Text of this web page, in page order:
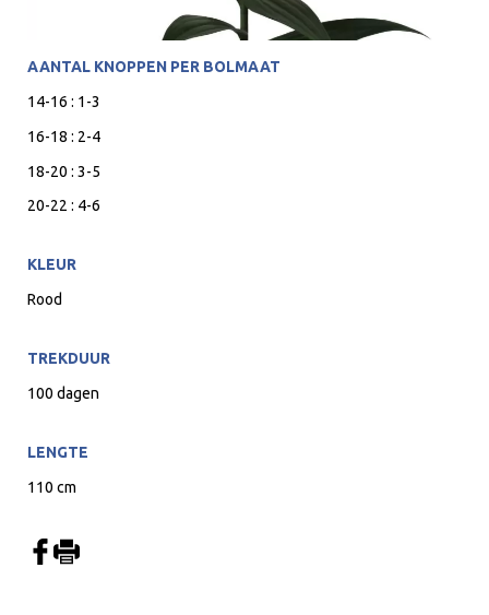
AANTAL KNOPPEN PER BOLMAAT
14-16 : 1-3
16-18 : 2-4
18-20 : 3-5
20-22 : 4-6
KLEUR
Rood
TREKDUUR
100 dagen
LENGTE
110 cm